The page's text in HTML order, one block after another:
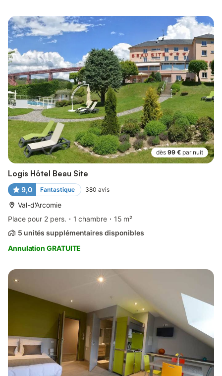
dès 99 € par nuit
Logis Hôtel Beau Site
9,0 Fantastique 380 avis
Val-d'Arcomie
Place pour 2 pers.
1 chambre
15 m²
5 unités supplémentaires disponibles
Annulation GRATUITE